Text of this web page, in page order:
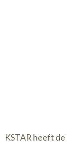
KSTAR heeft